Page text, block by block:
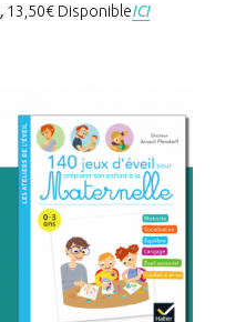
, 13,50€ DisponibleICI